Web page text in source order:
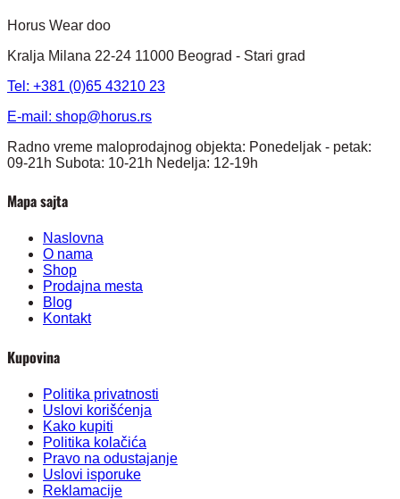
Horus Wear doo
Kralja Milana 22-24 11000 Beograd - Stari grad
Tel: +381 (0)65 43210 23
E-mail: shop@horus.rs
Radno vreme maloprodajnog objekta: Ponedeljak - petak:
09-21h Subota: 10-21h Nedelja: 12-19h
Mapa sajta
Naslovna
O nama
Shop
Prodajna mesta
Blog
Kontakt
Kupovina
Politika privatnosti
Uslovi korišćenja
Kako kupiti
Politika kolačića
Pravo na odustajanje
Uslovi isporuke
Reklamacije